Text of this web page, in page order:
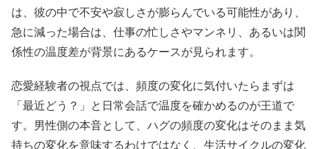
は、彼の中で不安や寂しさが膨らんでいる可能性があり、
急に減った場合は、仕事の忙しさやマンネリ、あるいは関
係性の温度差が背景にあるケースが見られます。
恋愛経験者の視点では、頻度の変化に気付いたらまずは
「最近どう？」と日常会話で温度を確かめるのが王道で
す。男性側の本音として、ハグの頻度の変化はそのまま気
持ちの変化を意味するわけではなく、生活サイクルの変化